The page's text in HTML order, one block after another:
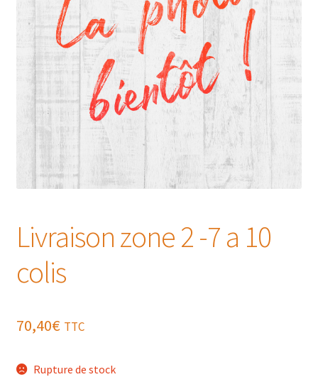
Livraison zone 2 -7 a 10
colis
70,40€ TTC
Rupture de stock